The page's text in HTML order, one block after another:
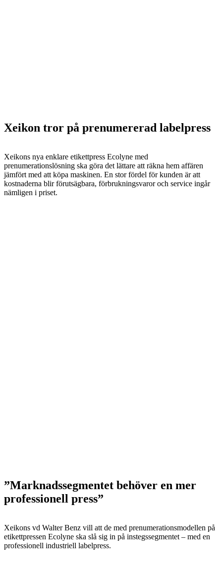
Xeikon tror på prenumererad labelpress
Xeikons nya enklare etikettpress Ecolyne med
prenumerationslösning ska göra det lättare att räkna hem affären
jämfört med att köpa maskinen. En stor fördel för kunden är att
kostnaderna blir förutsägbara, förbrukningsvaror och service ingår
nämligen i priset.
”Marknadssegmentet behöver en mer
professionell press”
Xeikons vd Walter Benz vill att de med prenumerationsmodellen på
etikettpressen Ecolyne ska slå sig in på instegssegmentet – med en
professionell industriell labelpress.